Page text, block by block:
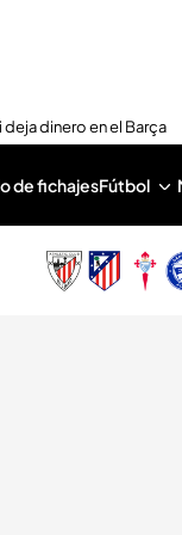
deja dinero en el Barça
de fichajesFútbol